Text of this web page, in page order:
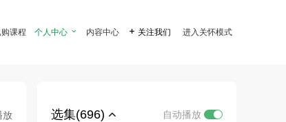
购课程 个人中心  内容中心  关注我们 进入关怀模式
放 选集(696) 自动播放